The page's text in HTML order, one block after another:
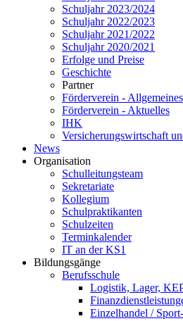
Schuljahr 2023/2024
Schuljahr 2022/2023
Schuljahr 2021/2022
Schuljahr 2020/2021
Erfolge und Preise
Geschichte
Partner
Förderverein - Allgemeines
Förderverein - Aktuelles
IHK
Versicherungswirtschaft
News
Organisation
Schulleitungsteam
Sekretariate
Kollegium
Schulpraktikanten
Schulzeiten
Terminkalender
IT an der KS1
Bildungsgänge
Berufsschule
Logistik, Lager,
Einzelhandel /